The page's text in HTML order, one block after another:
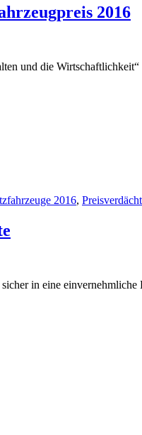
2016
und die
2016,
in eine einvernehmliche